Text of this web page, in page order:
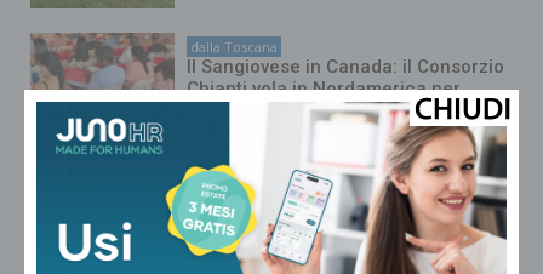
dalla Toscana
Il Sangiovese in Canada: il Consorzio
Chianti vola in Nordamerica per
formare gli esperti del settore
dalla Toscana
Morto a 86 anni nella sua casa
dell’Appennino pistoiese il
cantautore Francesco Guccini